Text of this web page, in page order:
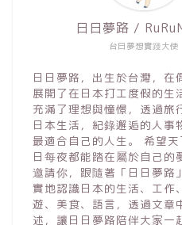
台日夢想實踐大使
日日夢路 /
日日夢路，出生於台灣，在
展開了在日本打工度假的生
充滿了理想與憧憬，透過旅
日本生活，紀錄邂逅的人事
最適合自己的人生。 希望
日每夜都能踏在屬於自己的
邀請你，跟隨著「日日夢路
實地認識日本的生活、工作
遊、美食、語言，透過文章
述，讓日日夢路陪伴大家一